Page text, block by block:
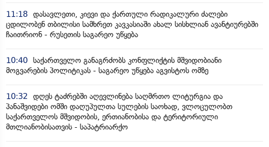
11:18 დასავლეთი, კიევი და ქართული რადიკალური ძალები
ცდილობენ თბილისი სამხრეთ კავკასიაში ახალ სისხლიან ავანტიურებში
ჩაითრიონ - რუსეთის საგარეო უწყება
10:40 საქართველო განაგრძობს კონფლიქტის მშვიდობიანი
მოგვარების პოლიტიკას - საგარეო უწყება აგვისტოს ომზე
10:32 დღეს ტაძრებში აღევლინება საღმრთო ლიტურგია და
პანაშვიდები ომში დაღუპულთა სულების საოხად, ვლოცულობთ
საქართველოს მშვიდობის, ერთიანობისა და ტერიტორიული
მთლიანობისათვის - საპატრიარქო